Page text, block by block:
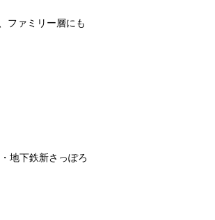
ファミリー層にも
地下鉄新さっぽろ